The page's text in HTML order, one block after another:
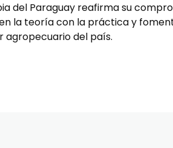
del Paraguay reafirma su
la teoría con la práctica y
del país.